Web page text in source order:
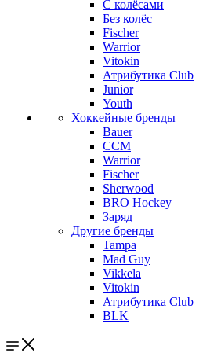
С колёсами
Без колёс
Fischer
Warrior
Vitokin
Атрибутика Club
Junior
Youth
Хоккейные бренды
Bauer
CCM
Warrior
Fischer
Sherwood
BRO Hockey
Заряд
Другие бренды
Tampa
Mad Guy
Vikkela
Vitokin
Атрибутика Club
BLK